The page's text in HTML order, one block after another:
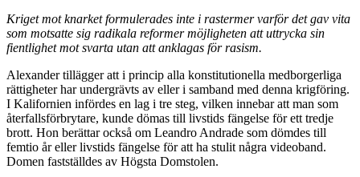
Kriget mot knarket formulerades inte i rastermer varför det gav vita
som motsatte sig radikala reformer möjligheten att uttrycka sin
fientlighet mot svarta utan att anklagas för rasism.
Alexander tillägger att i princip alla konstitutionella medborgerliga
rättigheter har undergrävts av eller i samband med denna krigföring.
I Kalifornien infördes en lag i tre steg, vilken innebar att man som
återfallsförbrytare, kunde dömas till livstids fängelse för ett tredje
brott. Hon berättar också om Leandro Andrade som dömdes till
femtio år eller livstids fängelse för att ha stulit några videoband.
Domen fastställdes av Högsta Domstolen.